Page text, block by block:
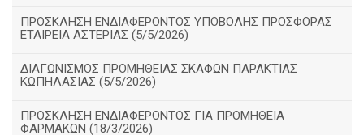
ΠΡΟΣΚΛΗΣΗ ΕΝΔΙΑΦΕΡΟΝΤΟΣ ΥΠΟΒΟΛΗΣ ΠΡΟΣΦΟΡΑΣ
ΕΤΑΙΡΕΙΑ ΑΣΤΕΡΙΑΣ (5/5/2026)
ΔΙΑΓΩΝΙΣΜΟΣ ΠΡΟΜΗΘΕΙΑΣ ΣΚΑΦΩΝ ΠΑΡΑΚΤΙΑΣ
ΚΩΠΗΛΑΣΙΑΣ (5/5/2026)
ΠΡΟΣΚΛΗΣΗ ΕΝΔΙΑΦΕΡΟΝΤΟΣ ΓΙΑ ΠΡΟΜΗΘΕΙΑ
ΦΑΡΜΑΚΩΝ (18/3/2026)